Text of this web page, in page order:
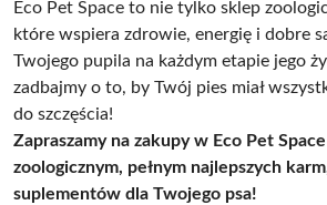
Eco Pet Space to nie tylko sklep
które wspiera zdrowie, energię i dobre
Twojego pupila na każdym etapie jego
zadbajmy o to, by Twój pies miał
do szczęścia!
Zapraszamy na zakupy w Eco Pet
zoologicznym, pełnym najlepszych
suplementów dla Twojego psa!